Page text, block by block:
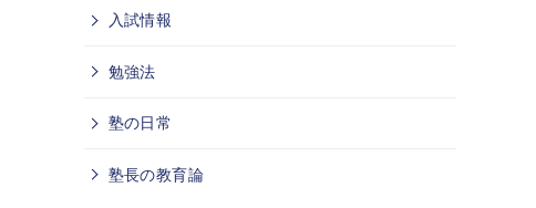
入試情報
勉強法
塾の日常
塾長の教育論